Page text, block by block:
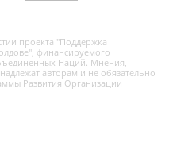
проекта "Поддержка
финансируемого
Наций. Мнения,
авторам и не обязательно
Развития Организации